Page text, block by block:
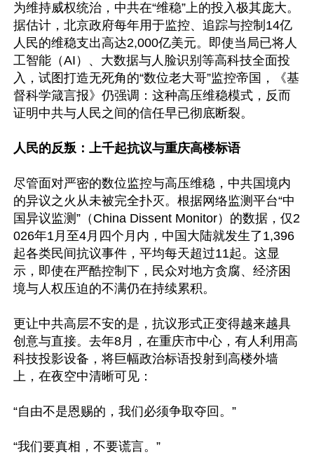
为维持威权统治，中共在“维稳”上的投入极其庞大。
据估计，北京政府每年用于监控、追踪与控制14亿
人民的维稳支出高达2,000亿美元。即使当局已将人
工智能（AI）、大数据与人脸识别等高科技全面投
入，试图打造无死角的“数位老大哥”监控帝国，《基
督科学箴言报》仍强调：这种高压维稳模式，反而
证明中共与人民之间的信任早已彻底断裂。
人民的反叛：上千起抗议与重庆高楼标语
尽管面对严密的数位监控与高压维稳，中共国境内
的异议之火从未被完全扑灭。根据网络监测平台“中
国异议监测”（China Dissent Monitor）的数据，仅2
026年1月至4月四个月内，中国大陆就发生了1,396
起各类民间抗议事件，平均每天超过11起。这显
示，即使在严酷控制下，民众对地方贪腐、经济困
境与人权压迫的不满仍在持续累积。
更让中共高层不安的是，抗议形式正变得越来越具
创意与直接。去年8月，在重庆市中心，有人利用高
科技投影设备，将巨幅政治标语投射到高楼外墙
上，在夜空中清晰可见：
“自由不是恩赐的，我们必须争取夺回。”
“我们要真相，不要谎言。”